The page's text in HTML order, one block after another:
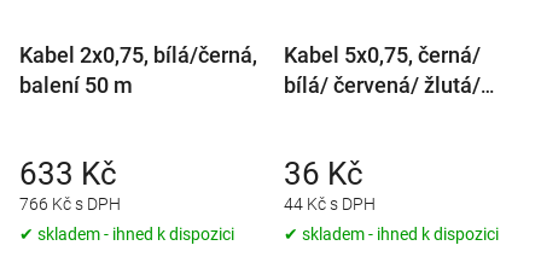
Kabel 2x0,75, bílá/černá,
balení 50 m
766 Kč s DPH
633 Kč
✔ skladem - ihned k dispozici
Kabel 5x0,75, černá/
bílá/ červená/ žlutá/
44 Kč s DPH
36 Kč
✔ skladem - ihned k dispozici